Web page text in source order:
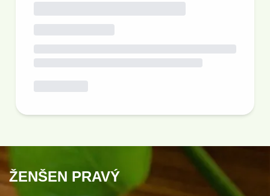
ŽENŠEN PRAVÝ